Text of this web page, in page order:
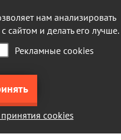
нам анализировать
сайтом и делать его лучше.
Рекламные cookies
принятия cookies